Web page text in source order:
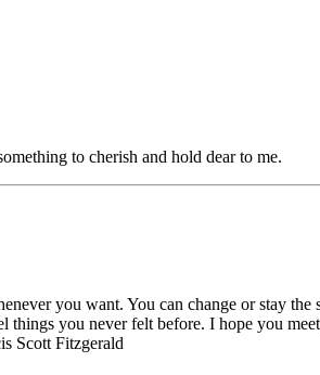
you want. You can change or stay the
things you never felt before. I hope you